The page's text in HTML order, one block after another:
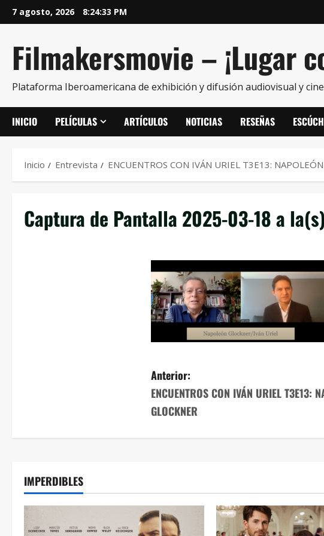
7 agosto, 2026 8:24:33 PM
Filmakersmovie – ¡Lugar
Plataforma Iberoamericana de exhibición y difusión audiovisual y
INICIO PELÍCULAS ARTÍCULOS NOTICIAS RESEÑAS
Inicio Entrevista ENCUENTROS CON IVÁN URIEL T3E13:
Captura de Pantalla 2025-03-18 a
Anterior:
ENCUENTROS CON IVÁN URIEL T3E13:
GLOCKNER
IMPERDIBLES